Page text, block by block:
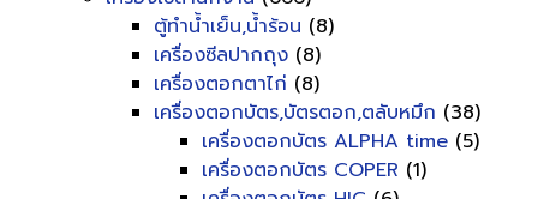
ตู้ทำน้ำเย็น,น้ำร้อน (8)
เครื่องซีลปากถุง (8)
เครื่องตอกตาไก่ (8)
เครื่องตอกบัตร,บัตรตอก,ตลับหมึก (38)
เครื่องตอกบัตร ALPHA time (5)
เครื่องตอกบัตร COPER (1)